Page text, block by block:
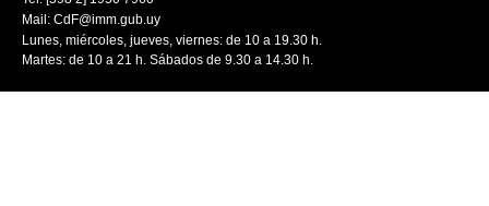
Mail: CdF@imm.gub.uy
Lunes, miércoles, jueves, viernes: de 10 a 19.30 h.
Martes: de 10 a 21 h. Sábados de 9.30 a 14.30 h.